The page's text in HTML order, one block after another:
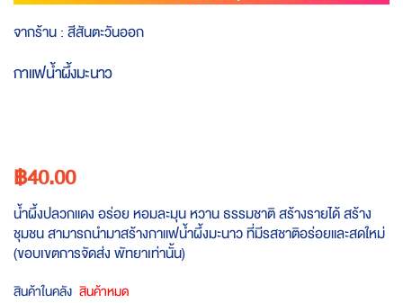
to
beginning
จากร้าน :สีสันตะวันออก
กาแฟน้ำผึ้งมะนาว
฿40.00
น้ำผึ้งปลวกแดง อร่อย หอมละมุน หวาน ธรรมชาติ สร้างรายได้ สร้าง
ชุมชน สามารถนำมาสร้างกาแฟน้ำผึ้งมะนาว ที่มีรสชาติอร่อยและสดใหม่
(ขอบเขตการจัดส่ง พัทยาเท่านั้น)
สินค้าในคลัง สินค้าหมด